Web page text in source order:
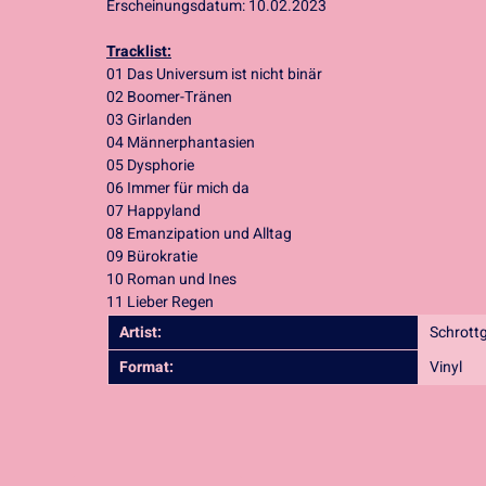
Erscheinungsdatum:10.02.2023
Tracklist:
01 Das Universum ist nicht binär
02 Boomer-Tränen
03 Girlanden
04 Männerphantasien
05 Dysphorie
06 Immer für mich da
07 Happyland
08 Emanzipation und Alltag
09 Bürokratie
10 Roman und Ines
11 Lieber Regen
Artist:
Format:
Vinyl